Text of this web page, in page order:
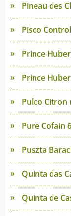
Pineau des
Pisco Control
Prince
Prince
Pulco Citron
Pure Cofain
Puszta
Quinta das
Quinta de